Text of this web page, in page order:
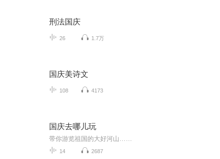
刑法国庆
26 1.7万
国庆美诗文
108 4173
国庆去哪儿玩
带你游览祖国的大好河山……
14 2687